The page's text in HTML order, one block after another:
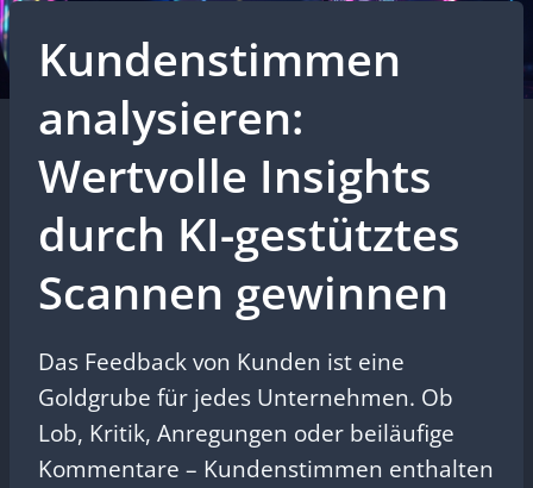
Kundenstimmen
analysieren:
Wertvolle Insights
durch KI-gestütztes
Scannen gewinnen
Das Feedback von Kunden ist eine
Goldgrube für jedes Unternehmen. Ob
Lob, Kritik, Anregungen oder beiläufige
Kommentare – Kundenstimmen enthalten